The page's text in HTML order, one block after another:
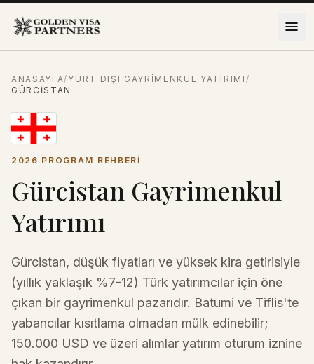
ANASAYFA/ YURT DIŞI GAYRIMENKUL YATIRIMI /
GÜRCISTAN
2026 PROGRAM REHBERI
Gürcistan Gayrimenkul
Yatırımı
Gürcistan, düşük fiyatları ve yüksek kira getirisiyle
(yıllık yaklaşık %7-12) Türk yatırımcılar için öne
çıkan bir gayrimenkul pazarıdır. Batumi ve Tiflis'te
yabancılar kısıtlama olmadan mülk edinebilir;
150.000 USD ve üzeri alımlar yatırım oturum iznine